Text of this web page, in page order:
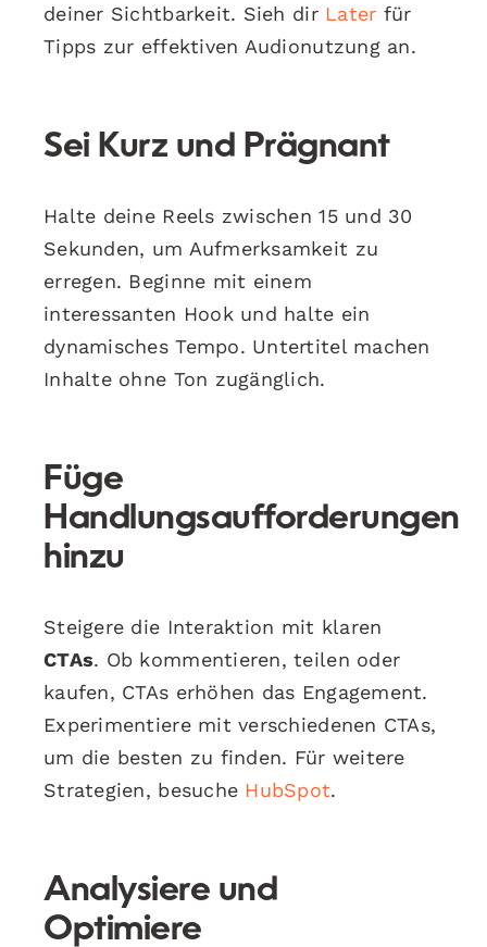
deiner Sichtbarkeit. Sieh dir Later für
Tipps zur effektiven Audionutzung an.
Sei Kurz und Prägnant
Halte deine Reels zwischen 15 und 30
Sekunden, um Aufmerksamkeit zu
erregen. Beginne mit einem
interessanten Hook und halte ein
dynamisches Tempo. Untertitel machen
Inhalte ohne Ton zugänglich.
Füge
Handlungsaufforderungen
hinzu
Steigere die Interaktion mit klaren
CTAs. Ob kommentieren, teilen oder
kaufen, CTAs erhöhen das Engagement.
Experimentiere mit verschiedenen CTAs,
um die besten zu finden. Für weitere
Strategien, besuche HubSpot.
Analysiere und
Optimiere